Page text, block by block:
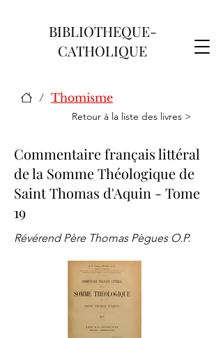
BIBLIOTHEQUE-
CATHOLIQUE
/ Thomisme
Retour à la liste des livres >
Commentaire français littéral
de la Somme Théologique de
Saint Thomas d'Aquin - Tome
19
Révérend Père Thomas Pègues O.P.